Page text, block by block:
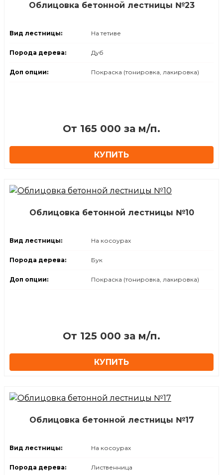
Облицовка бетонной лестницы №23
Вид лестницы: На тетиве
Порода дерева: Дуб
Доп опции: Покраска (тонировка, лакировка)
⁠От 165 000 за м/п.
КУПИТЬ
Облицовка бетонной лестницы №10
Вид лестницы: На косоурах
Порода дерева: Бук
Доп опции: Покраска (тонировка, лакировка)
От 125 000 за м/п.
КУПИТЬ
Облицовка бетонной лестницы №17
Вид лестницы: На косоурах
Порода дерева: Лиственница